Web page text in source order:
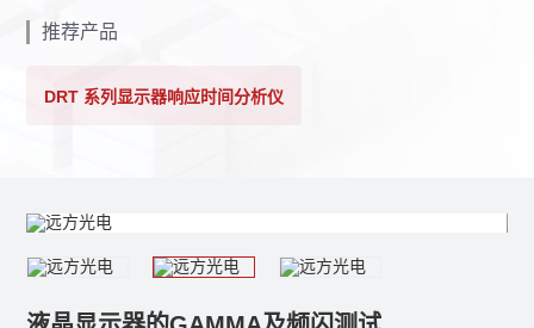
推荐产品
DRT 系列显示器响应时间分析仪